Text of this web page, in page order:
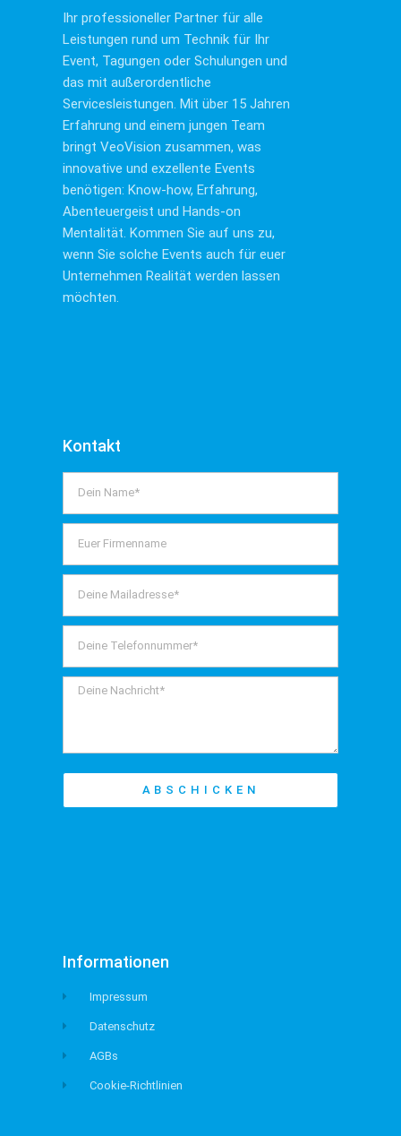
Ihr professioneller Partner für alle
Leistungen rund um Technik für Ihr
Event, Tagungen oder Schulungen und
das mit außerordentliche
Servicesleistungen. Mit über 15 Jahren
Erfahrung und einem jungen Team
bringt VeoVision zusammen, was
innovative und exzellente Events
benötigen: Know-how, Erfahrung,
Abenteuergeist und Hands-on
Mentalität. Kommen Sie auf uns zu,
wenn Sie solche Events auch für euer
Unternehmen Realität werden lassen
möchten.
Kontakt
ABSCHICKEN
Informationen
Impressum
Datenschutz
AGBs
Cookie-Richtlinien